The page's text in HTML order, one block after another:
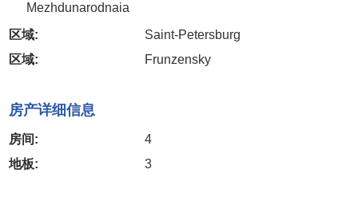
Mezhdunarodnaia
区域:
Saint-Petersburg
区域:
Frunzensky
房产详细信息
房间:
4
地板:
3